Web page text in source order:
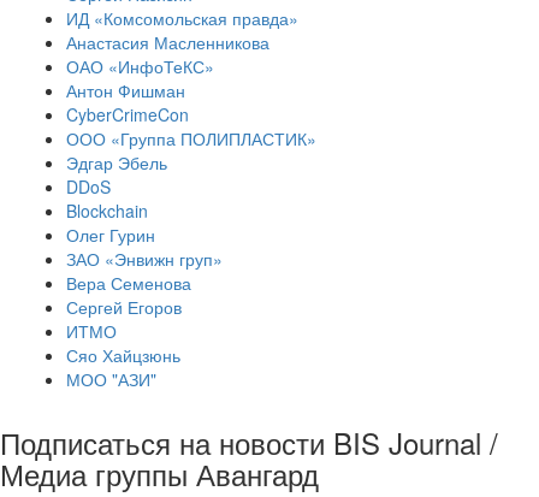
ИД «Комсомольская правда»
Анастасия Масленникова
ОАО «ИнфоТеКС»
Антон Фишман
CyberCrimeCon
ООО «Группа ПОЛИПЛАСТИК»
Эдгар Эбель
DDoS
Blockchain
Олег Гурин
ЗАО «Энвижн груп»
Вера Семенова
Сергей Егоров
ИТМО
Сяо Хайцзюнь
МОО "АЗИ"
Подписаться на новости BIS Journal /
Медиа группы Авангард